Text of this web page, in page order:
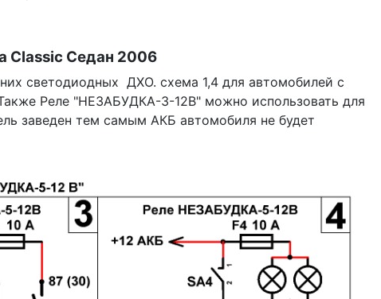
Classic Седан 2006
светодиодных ДХО. схема 1,4 для автомобилей с
Реле "НЕЗАБУДКА-3-12В" можно использовать для
заведен тем самым АКБ автомобиля не будет